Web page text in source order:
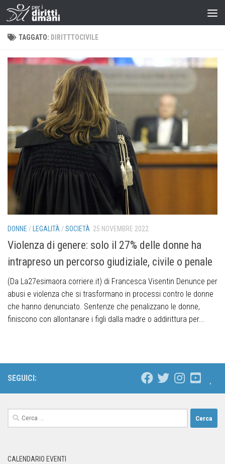
TAGGATO: DIRITTTOCIVILE
DONNE / LEGALITÀ/SOCIETÀ 25 NOVEMBRE 2022
Violenza di genere: solo il 27% delle donne ha
intrapreso un percorso giudiziale, civile o penale
(Da La27esimaora.corriere.it) di Francesca Visentin Denunce per
abusi e violenza che si trasformano in processi contro le donne
che hanno denunciato. Sentenze che penalizzano le donne,
finiscono con allontanare i figli dalla madre o addirittura per...
SEGUICI:
CALENDARIO EVENTI